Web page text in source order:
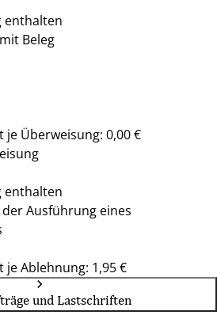
enthalten
Beleg
je Überweisung: 0,00 €
enthalten
Ausführung eines
je Ablehnung: 1,95 €
und Lastschriften